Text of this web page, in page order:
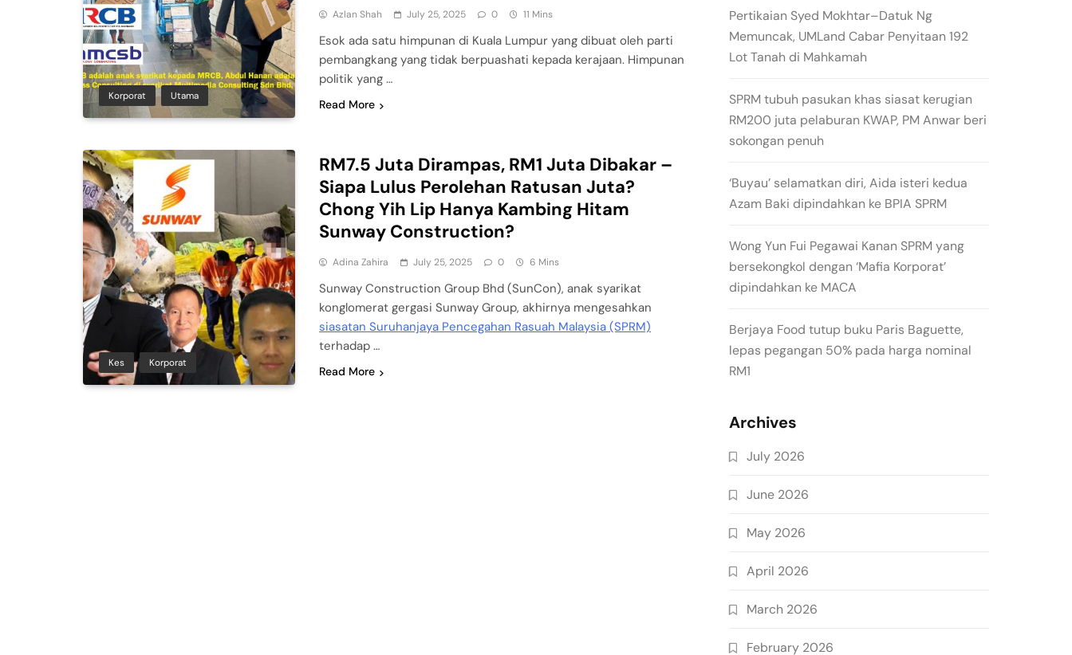
Korporat Utama
Azlan Shah July 25, 2025 0 11 Mins
Esok ada satu himpunan di Kuala Lumpur yang dibuat oleh parti
pembangkang yang tidak berpuashati kepada kerajaan. Himpunan
politik yang …
Read More
Kes Korporat
RM7.5 Juta Dirampas, RM1 Juta Dibakar –
Siapa Lulus Perolehan Ratusan Juta?
Chong Yih Lip Hanya Kambing Hitam
Sunway Construction?
Adina Zahira July 25, 2025 0 6 Mins
Sunway Construction Group Bhd (SunCon), anak syarikat
konglomerat gergasi Sunway Group, akhirnya mengesahkan
siasatan Suruhanjaya Pencegahan Rasuah Malaysia (SPRM)
terhadap …
Read More
Pertikaian Syed Mokhtar–Datuk Ng
Memuncak, UMLand Cabar Penyitaan 192
Lot Tanah di Mahkamah
SPRM tubuh pasukan khas siasat kerugian
RM200 juta pelaburan KWAP, PM Anwar beri
sokongan penuh
‘Buyau’ selamatkan diri, Aida isteri kedua
Azam Baki dipindahkan ke BPIA SPRM
Wong Yun Fui Pegawai Kanan SPRM yang
bersekongkol dengan ‘Mafia Korporat’
dipindahkan ke MACA
Berjaya Food tutup buku Paris Baguette,
lepas pegangan 50% pada harga nominal
RM1
Archives
July 2026
June 2026
May 2026
April 2026
March 2026
February 2026